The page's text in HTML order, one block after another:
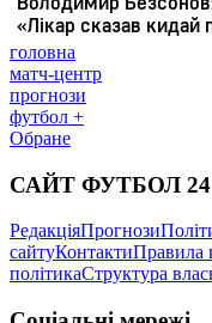
головна
матч-центр
прогнози
футбол +
Обране
САЙТ ФУТБОЛ 24
РедакціяПрогнози
сайтуКонтактиПравила
політикаСтруктура